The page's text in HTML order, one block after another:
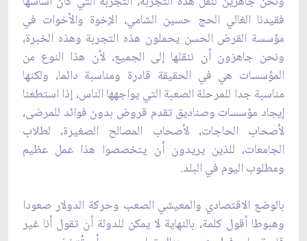
فقيدنا الغالي الحج حسين الشامي، الإخوة والأخوات في
مؤسسة القرض ‏الحسن يحملون هذه التجربة وهذه الخبرة،
ونحن جاهزون أن ننقلها إلى الجميع، لأن هذا النوع ‏من
المؤسسات هي في الحقيقة قادرة ومناسبة دائما، ولكنها
مناسبة جدا للمرحلة الصعبة التي ‏يواجهها الناس، إذا استطعنا
إيجاد مؤسسات وصناديق تقدم قروض بدون فوائد للمرضى،
لأصحاب ‏الحاجات، لأصحاب المصالح الصغيرة، لطلاب
الجامعات، للذين يريدون أن يتخصصوا هذا عمل ‏عظيم
ومطلوب اليوم في البلد.‏
بالوضع الاقتصادي والمعيشي الصعب وحركة الدولار صعودا
وهبوطا أقول كلمة، بالنهاية لا ‏يمكن للدولة أن تقول أنا غير